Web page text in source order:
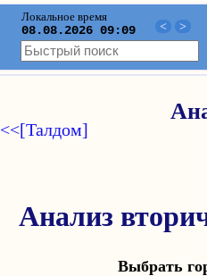
Локальное время
08.08.2026 09:09 < >
<<[Талдом]
Анализ
Выбрать